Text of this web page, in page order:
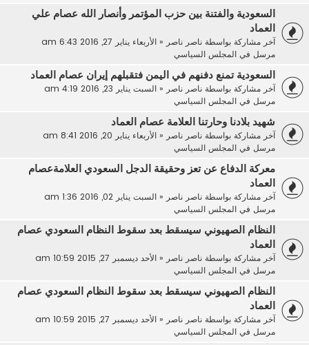
السعودية والفتنة بين حزب المؤتمر وأنصار الله عصام علي
العماد
آخر مشاركة بواسطة ناصر ناصر« الأربعاء يناير 27, 2016 6:43 am
مرسل في المجلس السياسي
السعودية تمنع دفنهم في اليمن فتقبلهم إيران عصام العماد
آخر مشاركة بواسطة ناصر ناصر« السبت يناير 23, 2016 4:19 am
مرسل في المجلس السياسي
شهيد بلادنا وحارتنا العلامة عصام العماد
آخر مشاركة بواسطة ناصر ناصر« الأربعاء يناير 20, 2016 8:41 am
مرسل في المجلس السياسي
معركة الدفاع عن تعز وحقيقة الدجل السعودي العلامةعصام
العماد
آخر مشاركة بواسطة ناصر ناصر« السبت يناير 02, 2016 1:36 am
مرسل في المجلس السياسي
النظام الصهيوني سيسقط بعد سقوط النظام السعودي عصام
العماد
آخر مشاركة بواسطة ناصر ناصر« الأحد ديسمبر 27, 2015 10:59 am
مرسل في المجلس السياسي
النظام الصهيوني سيسقط بعد سقوط النظام السعودي عصام
العماد
آخر مشاركة بواسطة ناصر ناصر« الأحد ديسمبر 27, 2015 10:59 am
مرسل في المجلس السياسي